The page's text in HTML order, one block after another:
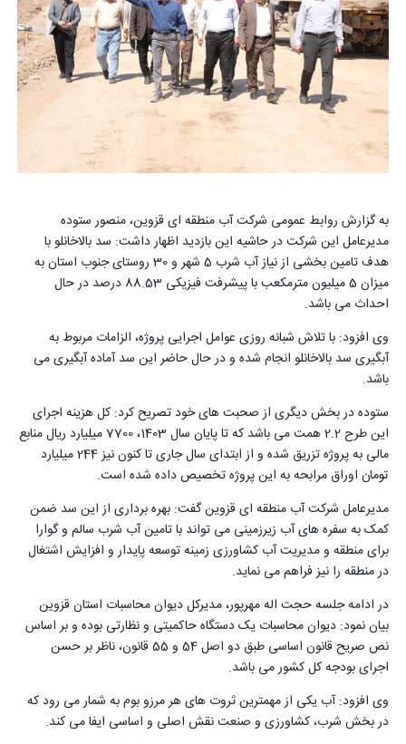
به گزارش روابط عمومی شرکت آب منطقه ای قزوین، منصور ستوده
مدیرعامل این شرکت در حاشیه این بازدید اظهار داشت: سد بالاخانلو با
هدف تامین بخشی از نیاز آب شرب 5 شهر و 30 روستای جنوب استان به
میزان 5 میلیون مترمکعب با پیشرفت فیزیکی 88.53 درصد در حال
احداث می باشد.
وی افزود: با تلاش شبانه روزی عوامل اجرایی پروژه، الزامات مربوط به
آبگیری سد بالاخانلو انجام شده و در حال حاضر این سد آماده آبگیری می
باشد.
ستوده در بخش دیگری از صحبت های خود تصریح کرد: کل هزینه اجرای
این طرح 2.2 همت می باشد که تا پایان سال 1403، 7700 میلیارد ریال منابع
مالی به پروژه تزریق شده و از ابتدای سال جاری تا کنون نیز 244 میلیارد
تومان اوراق مرابحه به این پروژه تخصیص داده شده است.
مدیرعامل شرکت آب منطقه ای قزوین گفت: بهره برداری از این سد ضمن
کمک به سفره های آب زیرزمینی می تواند با تامین آب شرب سالم و گوارا
برای منطقه و مدیریت آب کشاورزی زمینه توسعه پایدار و افزایش اشتغال
در منطقه را نیز فراهم می نماید.
در ادامه جلسه حجت اله مهرپور، مدیرکل دیوان محاسبات استان قزوین
بیان نمود: دیوان محاسبات یک دستگاه حاکمیتی و نظارتی بوده و بر اساس
نص صریح قانون اساسی طبق دو اصل 54 و 55 قانون، ناظر بر حسن
اجرای بودجه کل کشور می باشد.
وی افزود: آب یکی از مهمترین ثروت های هر مرزو بوم به شمار می رود که
در بخش شرب، کشاورزی و صنعت نقش اصلی و اساسی ایفا می کند.